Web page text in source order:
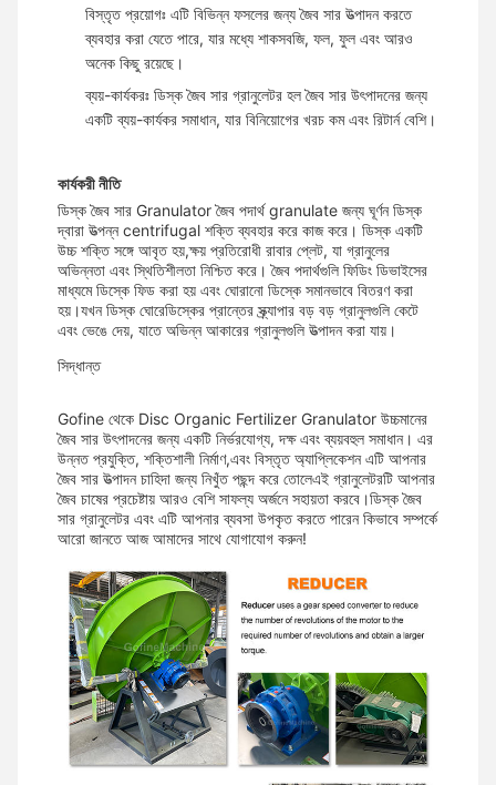
বিস্তৃত প্রয়োগঃ এটি বিভিন্ন ফসলের জন্য জৈব সার উত্পাদন করতে
ব্যবহার করা যেতে পারে, যার মধ্যে শাকসবজি, ফল, ফুল এবং আরও
অনেক কিছু রয়েছে।
ব্যয়-কার্যকরঃ ডিস্ক জৈব সার গ্রানুলেটর হল জৈব সার উৎপাদনের জন্য
একটি ব্যয়-কার্যকর সমাধান, যার বিনিয়োগের খরচ কম এবং রিটার্ন বেশি।
কার্যকরী নীতি
ডিস্ক জৈব সার Granulator জৈব পদার্থ granulate জন্য ঘূর্ণন ডিস্ক
দ্বারা উত্পন্ন centrifugal শক্তি ব্যবহার করে কাজ করে। ডিস্ক একটি
উচ্চ শক্তি সঙ্গে আবৃত হয়,ক্ষয় প্রতিরোধী রাবার প্লেট, যা গ্রানুলের
অভিন্নতা এবং স্থিতিশীলতা নিশ্চিত করে। জৈব পদার্থগুলি ফিডিং ডিভাইসের
মাধ্যমে ডিস্কে ফিড করা হয় এবং ঘোরানো ডিস্কে সমানভাবে বিতরণ করা
হয়।যখন ডিস্ক ঘোরেডিস্কের প্রান্তের স্ক্র্যাপার বড় বড় গ্রানুলগুলি কেটে
এবং ভেঙে দেয়, যাতে অভিন্ন আকারের গ্রানুলগুলি উত্পাদন করা যায়।
সিদ্ধান্ত
Gofine থেকে Disc Organic Fertilizer Granulator উচ্চমানের
জৈব সার উৎপাদনের জন্য একটি নির্ভরযোগ্য, দক্ষ এবং ব্যয়বহুল সমাধান। এর
উন্নত প্রযুক্তি, শক্তিশালী নির্মাণ,এবং বিস্তৃত অ্যাপ্লিকেশন এটি আপনার
জৈব সার উত্পাদন চাহিদা জন্য নিখুঁত পছন্দ করে তোলেএই গ্রানুলেটরটি আপনার
জৈব চাষের প্রচেষ্টায় আরও বেশি সাফল্য অর্জনে সহায়তা করবে।ডিস্ক জৈব
সার গ্রানুলেটর এবং এটি আপনার ব্যবসা উপকৃত করতে পারেন কিভাবে সম্পর্কে
আরো জানতে আজ আমাদের সাথে যোগাযোগ করুন!